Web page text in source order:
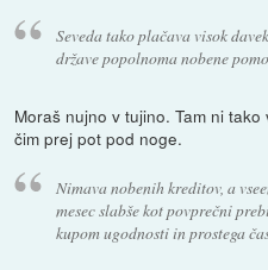
Seveda tako plačava visok
države popolnoma nobene
Moraš nujno v tujino. Tam ni
čim prej pot pod noge.
Nimava nobenih kreditov, a
mesec slabše kot povprečni
kupom ugodnosti in prostega